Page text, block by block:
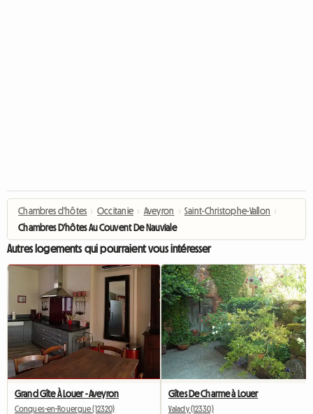
Chambres d'hôtes › Occitanie › Aveyron › Saint-Christophe-Vallon ›
Chambres D'hôtes Au Couvent De Nauviale
Autres logements qui pourraient vous intéresser
Grand Gîte À Louer - Aveyron
Conques-en-Rouergue (12320)
Gîtes De Charme à Louer
Valady (12330)